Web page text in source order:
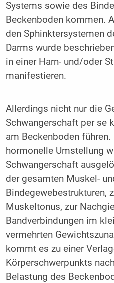
Systems sowie des
Beckenboden kommen.
den Sphinktersystemen
Darms wurde
in einer Harn- und/oder
manifestieren.
Allerdings nicht nur die
Schwangerschaft per se
am Beckenboden
hormonelle Umstellung
Schwangerschaft
der gesamten Muskel-
Bindegewebestrukturen,
Muskeltonus, zur
Bandverbindungen im
vermehrten
kommt es zu einer
Körperschwerpunkts
Belastung des